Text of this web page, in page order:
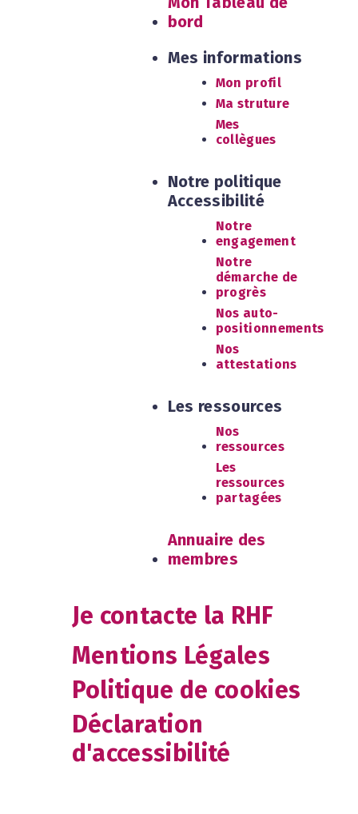
bord
Mes informations
Mon profil
Ma struture
Mes
collègues
Notre politique
Accessibilité
Notre
engagement
Notre
démarche de
progrès
Nos auto-
positionnements
Nos
attestations
Les ressources
Nos
ressources
Les
ressources
partagées
Annuaire des
membres
Je contacte la RHF
Mentions Légales
Politique de cookies
Déclaration
d'accessibilité